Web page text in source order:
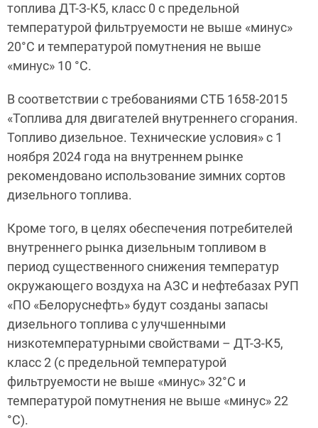
топлива ДТ-З-К5, класс 0 с предельной
температурой фильтруемости не выше «минус»
20°С и температурой помутнения не выше
«минус» 10 °С.
В соответствии с требованиями СТБ 1658-2015
«Топлива для двигателей внутреннего сгорания.
Топливо дизельное. Технические условия» с 1
ноября 2024 года на внутреннем рынке
рекомендовано использование зимних сортов
дизельного топлива.
Кроме того, в целях обеспечения потребителей
внутреннего рынка дизельным топливом в
период существенного снижения температур
окружающего воздуха на АЗС и нефтебазах РУП
«ПО «Белоруснефть» будут созданы запасы
дизельного топлива с улучшенными
низкотемпературными свойствами – ДТ-З-К5,
класс 2 (с предельной температурой
фильтруемости не выше «минус» 32°С и
температурой помутнения не выше «минус» 22
°С).